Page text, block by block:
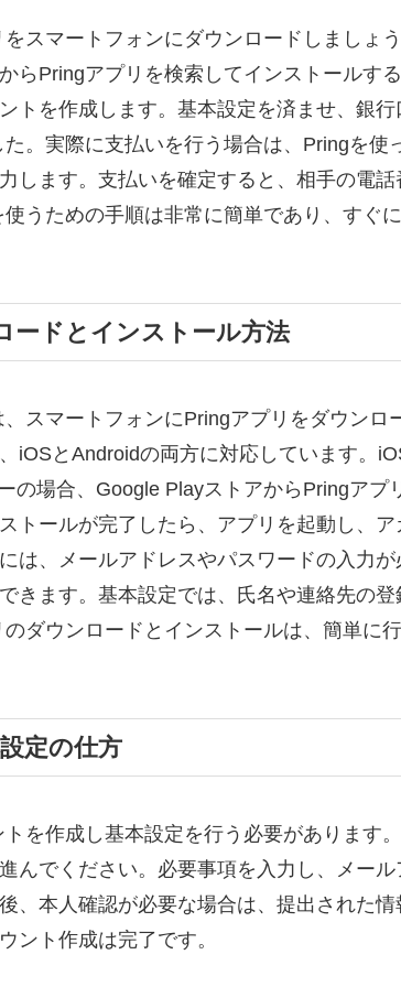
スマートフォンにダウンロードしましょ
らPringアプリを検索してインストールす
トを作成します。基本設定を済ませ、銀行
。実際に支払いを行う場合は、Pringを使
します。支払いを確定すると、相手の電話
うための手順は非常に簡単であり、すぐ
ードとインストール方法
スマートフォンにPringアプリをダウンロ
iOSとAndroidの両方に対応しています。
の場合、Google PlayストアからPringアプ
トールが完了したら、アプリを起動し、
は、メールアドレスやパスワードの入力が
きます。基本設定では、氏名や連絡先の
ダウンロードとインストールは、簡単に
定の仕方
を作成し基本設定を行う必要があります
んでください。必要事項を入力し、メー
、本人確認が必要な場合は、提出された
ント作成は完了です。